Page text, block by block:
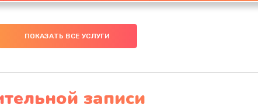
ПОКАЗАТЬ ВСЕ УСЛУГИ
записи